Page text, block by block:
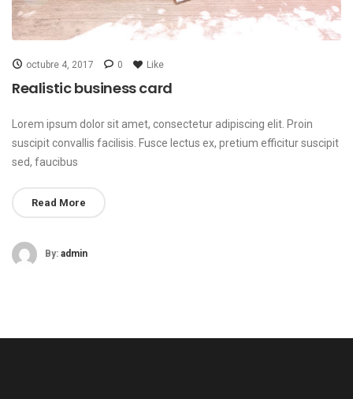
octubre 4, 2017 0 Like
Realistic business card
Lorem ipsum dolor sit amet, consectetur adipiscing elit. Proin
suscipit convallis facilisis. Fusce lectus ex, pretium efficitur suscipit
sed, faucibus
Read More
By: admin